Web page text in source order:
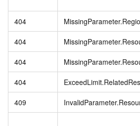
404
404
404
404
409